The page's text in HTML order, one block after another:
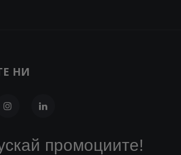
НИ
промоциите!